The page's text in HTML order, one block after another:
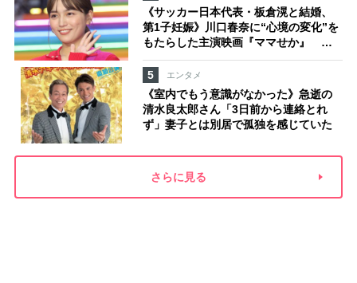
《サッカー日本代表・板倉滉と結婚、
第1子妊娠》川口春奈に“心境の変化”を
もたらした主演映画『ママせか』 身
を削って「がんに蝕まれる母」を演じ
た壮絶な撮影現場
5 エンタメ
《室内でもう意識がなかった》急逝の
清水良太郎さん「3日前から連絡とれ
ず」妻子とは別居で孤独を感じていた
さらに見る